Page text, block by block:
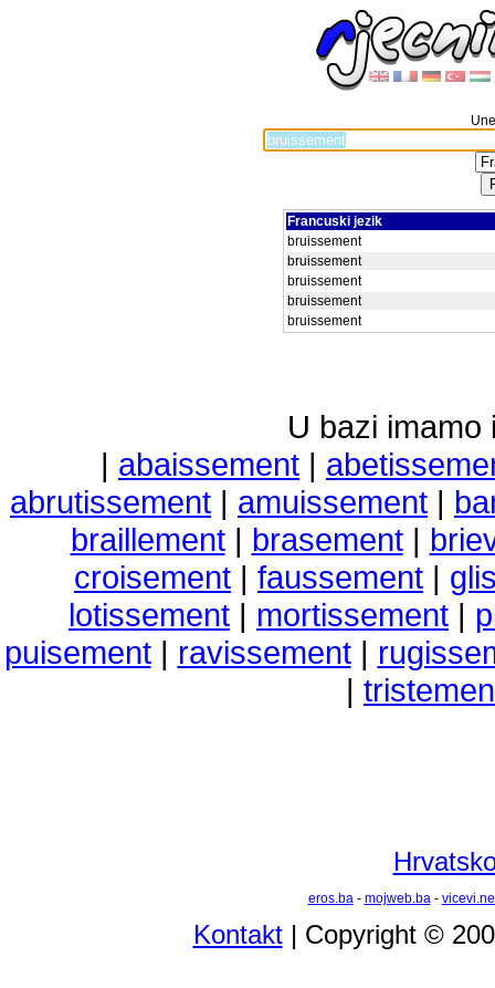
Francuski jezik
bruissement
bruissement
bruissement
bruissement
bruissement
U bazi imamo
| abaissement |
abrutissement | amuissement |
braillement| brasement|
croisement | faussement |
lotissement | mortissement |
puisement| ravissement|
|
eros.ba- mojweb.ba-
Kontakt| Copyright ©